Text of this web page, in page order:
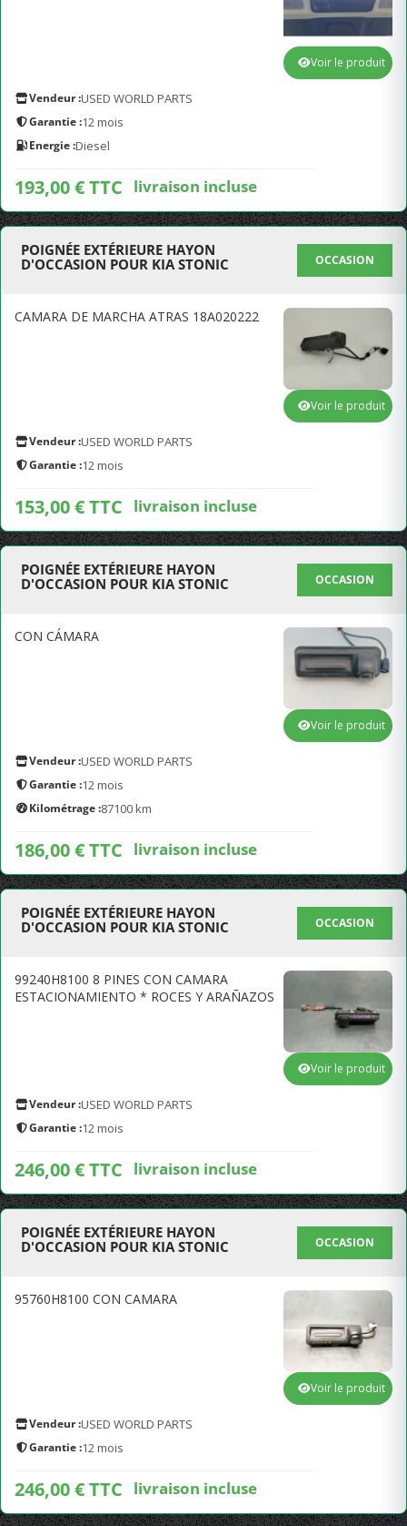
Vendeur :USED WORLD PARTS
Garantie :12 mois
Energie :Diesel
193,00 € TTC livraison incluse
Voir le produit
POIGNÉE EXTÉRIEURE HAYON
D'OCCASION POUR KIA STONIC
OCCASION
CAMARA DE MARCHA ATRAS 18A020222
Vendeur :USED WORLD PARTS
Garantie :12 mois
153,00 € TTC livraison incluse
Voir le produit
POIGNÉE EXTÉRIEURE HAYON
D'OCCASION POUR KIA STONIC
OCCASION
CON CÁMARA
Vendeur :USED WORLD PARTS
Garantie :12 mois
Kilométrage :87100 km
186,00 € TTC livraison incluse
Voir le produit
POIGNÉE EXTÉRIEURE HAYON
D'OCCASION POUR KIA STONIC
OCCASION
99240H8100 8 PINES CON CAMARA
ESTACIONAMIENTO * ROCES Y ARAÑAZOS
Vendeur :USED WORLD PARTS
Garantie :12 mois
246,00 € TTC livraison incluse
Voir le produit
POIGNÉE EXTÉRIEURE HAYON
D'OCCASION POUR KIA STONIC
OCCASION
95760H8100 CON CAMARA
Vendeur :USED WORLD PARTS
Garantie :12 mois
246,00 € TTC livraison incluse
Voir le produit